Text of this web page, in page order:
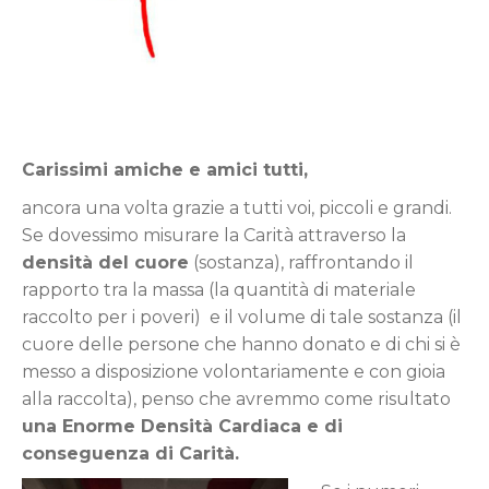
Carissimi amiche e amici tutti,
ancora una volta grazie a tutti voi, piccoli e grandi.
Se dovessimo misurare la Carità attraverso la
densità del cuore (sostanza), raffrontando il
rapporto tra la massa (la quantità di materiale
raccolto per i poveri) e il volume di tale sostanza (il
cuore delle persone che hanno donato e di chi si è
messo a disposizione volontariamente e con gioia
alla raccolta), penso che avremmo come risultato
una Enorme Densità Cardiaca e di
conseguenza di Carità.